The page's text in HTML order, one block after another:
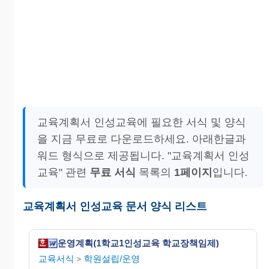
교육계획서 인성교육에 필요한 서식 및 양식
을 지금 무료로 다운로드하세요. 아래한글과
워드 형식으로 제공됩니다. "교육계획서 인성
교육" 관련 무료 서식 목록의 1페이지 입니다.
교육계획서 인성교육 문서 양식 리스트
운영계획(1학교1인성교육 학교장책임제)
교육서식 > 학원설립/운영